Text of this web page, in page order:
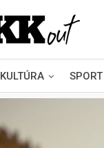
KULTÚRA SPORT